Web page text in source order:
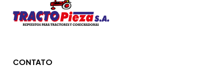
CONTATO